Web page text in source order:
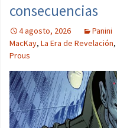
consecuencias
4 agosto, 2026 Panini
MacKay, La Era de Revelación,
Prous